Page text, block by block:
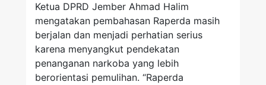
Ketua DPRD Jember Ahmad Halim
mengatakan pembahasan Raperda masih
berjalan dan menjadi perhatian serius
karena menyangkut pendekatan
penanganan narkoba yang lebih
berorientasi pemulihan. “Raperda